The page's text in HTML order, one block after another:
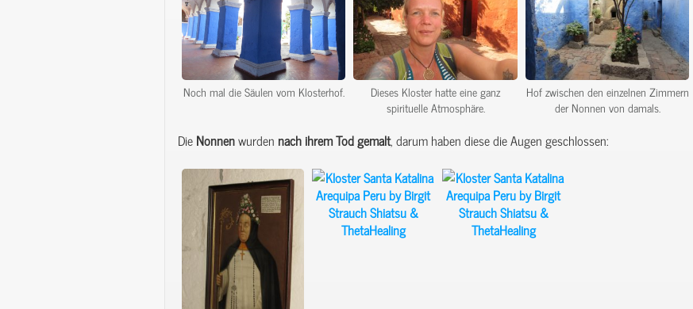
Noch mal die Säulen vom Klosterhof.
Dieses Kloster hatte eine ganz
spirituelle Atmosphäre.
Hof zwischen den einzelnen Zimmern
der Nonnen von damals.
DieNonnenwurden nachihremTodgemalt, darum haben diese die Augen geschlossen: